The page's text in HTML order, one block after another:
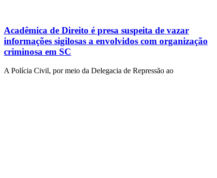
Acadêmica de Direito é presa suspeita de vazar
informações sigilosas a envolvidos com organização
criminosa em SC
A Polícia Civil, por meio da Delegacia de Repressão ao